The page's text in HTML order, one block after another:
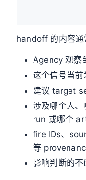
handoff 的内容通
Agency 观察
这个信号当前
建议 target
涉及哪个人
run 或哪个
fire IDs、
等
影响判断的不